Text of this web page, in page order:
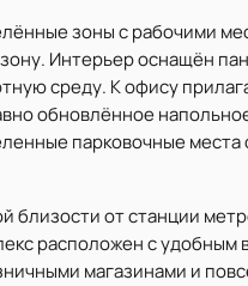
зоны с рабочими
Интерьер оснащён
среду. К офису
обновлённое
парковочные места
близости от станции
расположен с удобным
магазинами и